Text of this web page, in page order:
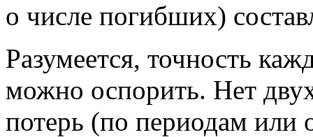
о числе погибших)
Разумеется, точность
можно оспорить. Нет
потерь (по периодам или